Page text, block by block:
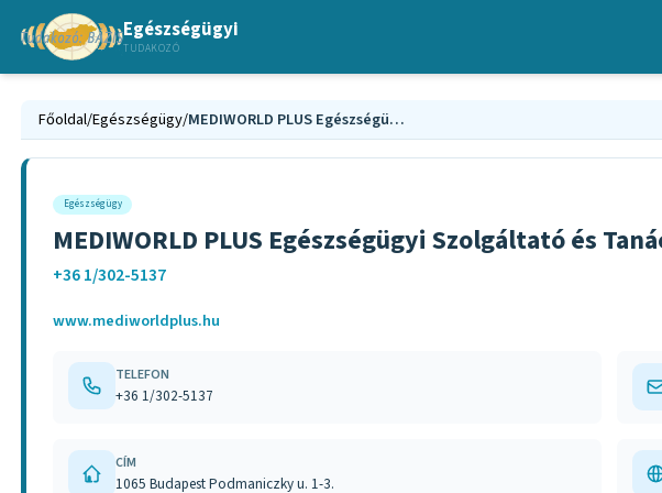
Egészségügyi
TUDAKOZÓ
Főoldal/Egészségügy/ MEDIWORLD PLUS Egészségügyi Szolgáltató és Tanácsadó Kft.
Egészségügy
MEDIWORLD PLUS Egészségügyi Szolgáltató és
+36 1/302-5137
www.mediworldplus.hu
TELEFON
+36 1/302-5137
CÍM
1065 Budapest Podmaniczky u. 1-3.